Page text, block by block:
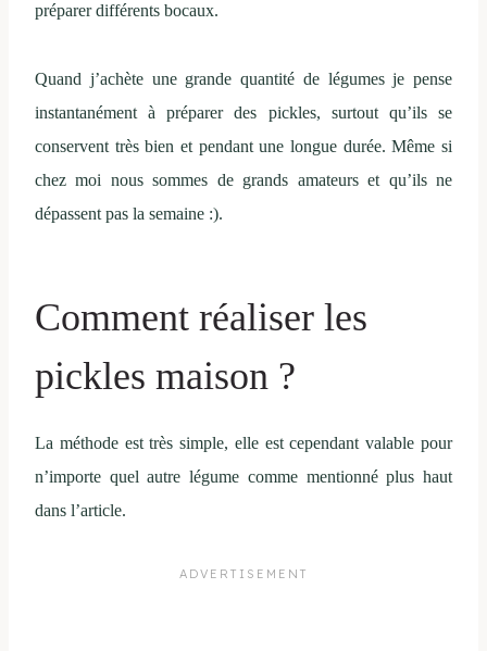
préparer différents bocaux.
Quand j’achète une grande quantité de légumes je pense
instantanément à préparer des pickles, surtout qu’ils se
conservent très bien et pendant une longue durée. Même si
chez moi nous sommes de grands amateurs et qu’ils ne
dépassent pas la semaine :).
Comment réaliser les
pickles maison ?
La méthode est très simple, elle est cependant valable pour
n’importe quel autre légume comme mentionné plus haut
dans l’article.